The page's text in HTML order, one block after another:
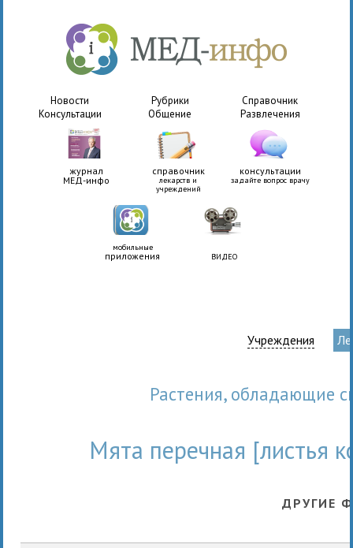
Новости Рубрики
Справочник
Консультации
Общение Развлечения
журнал
МЕД-инфо
справочник
лекарств и
учреждений
консультации
задайте вопрос врачу
мобильные
приложения ВИДЕО
Учреждения
Растения, обладающие
Мята перечная [листья
ДРУГИЕ